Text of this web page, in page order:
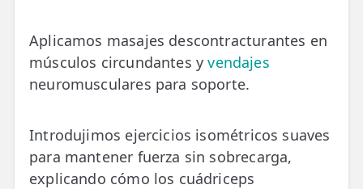
Aplicamos masajes descontracturantes en
músculos circundantes yvendajes
neuromusculares para soporte.
Introdujimos ejercicios isométricos suaves
para mantener fuerza sin sobrecarga,
explicando cómo los cuádriceps